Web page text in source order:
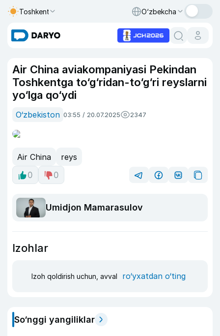
Toshkent O‘zbekcha
Air China aviakompaniyasi Pekindan
Toshkentga to‘g‘ridan-to‘g‘ri reyslarni
yo‘lga qo‘ydi
O‘zbekiston 03:55 / 20.07.2025 2347
Air China
reys
0
0
Umidjon Mamarasulov
Izohlar
Izoh qoldirish uchun, avval ro‘yxatdan o‘ting
So‘nggi yangiliklar